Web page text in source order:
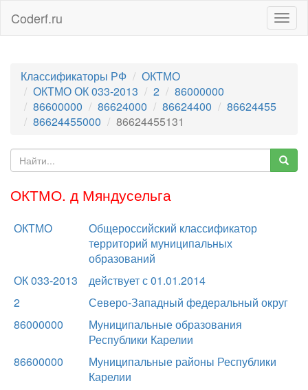
Coderf.ru
Классификаторы РФ
ОКТМО
ОКТМО ОК 033-2013
2
86000000
86600000
86624000 86624400
86624455
86624455000
86624455131
ОКТМО. д Мяндусельга
ОКТМО
Общероссийский классификатор
территорий муниципальных
образований
ОК 033-2013
действует с 01.01.2014
2
Северо-Западный федеральный округ
86000000
Муниципальные образования
Республики Карелии
86600000
Муниципальные районы Республики
Карелии